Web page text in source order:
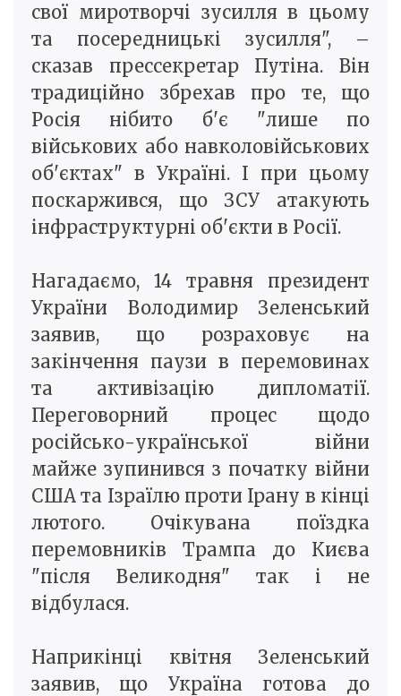
свої миротворчі зусилля в цьому
та посередницькі зусилля", –
сказав прессекретар Путіна. Він
традиційно збрехав про те, що
Росія нібито б'є "лише по
військових або навколовійськових
об'єктах" в Україні. І при цьому
поскаржився, що ЗСУ атакують
інфраструктурні об'єкти в Росії.
Нагадаємо, 14 травня президент
України Володимир Зеленський
заявив, що розраховує на
закінчення паузи в перемовинах
та активізацію дипломатії.
Переговорний процес щодо
російсько-української війни
майже зупинився з початку війни
США та Ізраїлю проти Ірану в кінці
лютого. Очікувана поїздка
перемовників Трампа до Києва
"після Великодня" так і не
відбулася.
Наприкінці квітня Зеленський
заявив, що Україна готова до